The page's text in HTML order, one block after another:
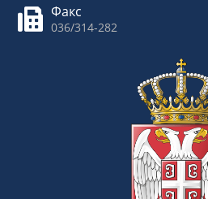
Факс
036/314-282